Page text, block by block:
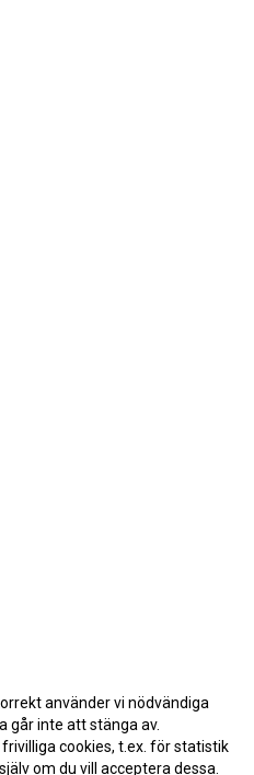
använder vi nödvändiga
går inte att stänga av.
cookies, t.ex. för statistik
om du vill acceptera dessa.